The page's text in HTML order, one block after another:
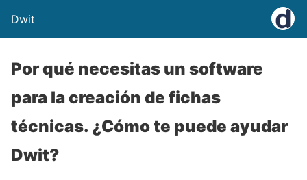
Dwit
Por qué necesitas un software
para la creación de fichas
técnicas. ¿Cómo te puede ayudar
Dwit?